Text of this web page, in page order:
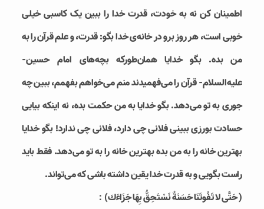
اطمینان کن نه به خودت، قدرت خدا را ببین یک کاسبی خیلی
خوبی است، هر روز برو در خانه‌ی خدا بگو: قدرت، و علم قرآن را به
من بده. بگو خدایا همان‌طورکه بچه‌های امام حسین-
علیه‌السلام- قرآن را می‌فهمیدند منم می‌خواهم بفهمم، ببین چه
جوری به تو می‌دهد. بگو خدایا به من حکمت بده، نه اینکه بیایی
حسادت بورزی ببینی فلانی چی دارد، فلانی چی ندارد! بگو خدایا
بهترین خانه را به من بده بهترین خانه را به تو می‌دهد. فقط باید
راست بگویی و به قدرت خدا یقین داشته باشی که می‌تواند.
( حَتَّى لا تَفُوتَنَا حَسَنَةٌ نَسْتَحِقُّ بِهَا جَزَاءَك)：